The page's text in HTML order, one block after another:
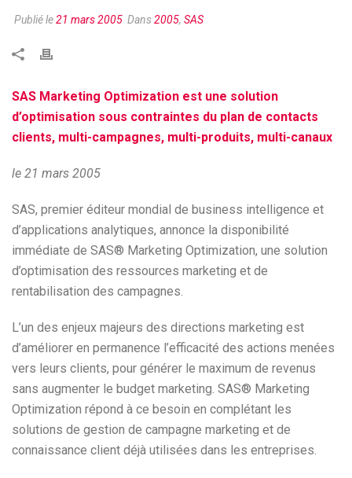
Publié le21 mars 2005 Dans2005, SAS
SAS Marketing Optimization est une solution
d’optimisation sous contraintes du plan de contacts
clients, multi-campagnes, multi-produits, multi-canaux
le 21 mars 2005
SAS, premier éditeur mondial de business intelligence et
d’applications analytiques, annonce la disponibilité
immédiate de SAS® Marketing Optimization, une solution
d’optimisation des ressources marketing et de
rentabilisation des campagnes.
L’un des enjeux majeurs des directions marketing est
d’améliorer en permanence l’efficacité des actions menées
vers leurs clients, pour générer le maximum de revenus
sans augmenter le budget marketing. SAS® Marketing
Optimization répond à ce besoin en complétant les
solutions de gestion de campagne marketing et de
connaissance client déjà utilisées dans les entreprises.